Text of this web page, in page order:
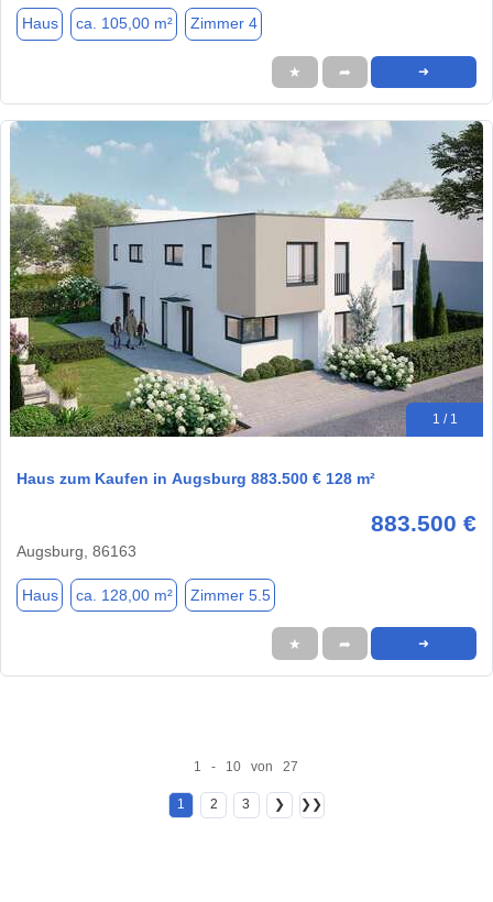
Haus ca. 105,00 m² Zimmer 4
★ ➦ ➜
1 / 1
Haus zum Kaufen in Augsburg 883.500 € 128 m²
883.500 €
Augsburg, 86163
Haus ca. 128,00 m² Zimmer 5.5
★ ➦ ➜
1 - 10 von 27
1 2 3 ❯ ❯❯